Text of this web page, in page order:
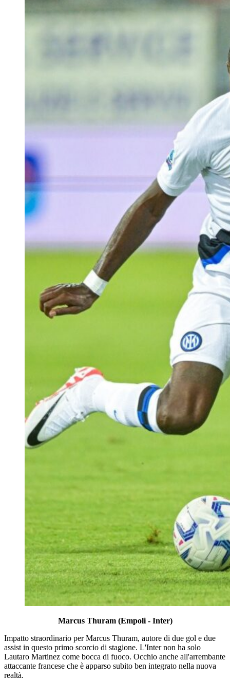
Marcus Thuram (Empoli - Inter)
Impatto straordinario per Marcus Thuram, autore di due gol e due
assist in questo primo scorcio di stagione. L'Inter non ha solo
Lautaro Martinez come bocca di fuoco. Occhio anche all'arrembante
attaccante francese che è apparso subito ben integrato nella nuova
realtà.